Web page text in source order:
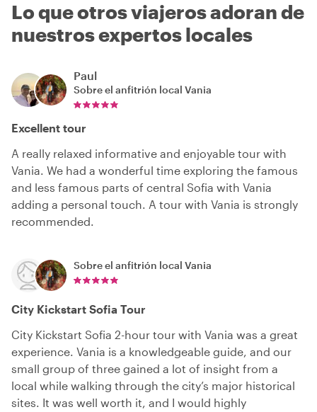
Lo que otros viajeros adoran de
nuestros expertos locales
Paul
Sobre el anfitrión local Vania
Excellent tour
A really relaxed informative and enjoyable tour with
Vania. We had a wonderful time exploring the famous
and less famous parts of central Sofia with Vania
adding a personal touch. A tour with Vania is strongly
recommended.
Sobre el anfitrión local Vania
City Kickstart Sofia Tour
City Kickstart Sofia 2-hour tour with Vania was a great
experience. Vania is a knowledgeable guide, and our
small group of three gained a lot of insight from a
local while walking through the city’s major historical
sites. It was well worth it, and I would highly